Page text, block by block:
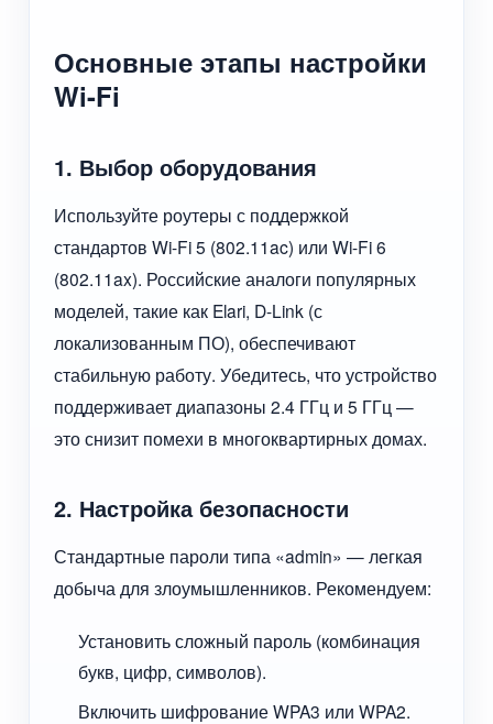
Основные этапы настройки
Wi-Fi
1. Выбор оборудования
Используйте роутеры с поддержкой
стандартов Wi-Fi 5 (802.11ac) или Wi-Fi 6
(802.11ax). Российские аналоги популярных
моделей, такие как Elari, D-Link (с
локализованным ПО), обеспечивают
стабильную работу. Убедитесь, что устройство
поддерживает диапазоны 2.4 ГГц и 5 ГГц —
это снизит помехи в многоквартирных домах.
2. Настройка безопасности
Стандартные пароли типа «admin» — легкая
добыча для злоумышленников. Рекомендуем:
Установить сложный пароль (комбинация
букв, цифр, символов).
Включить шифрование WPA3 или WPA2.